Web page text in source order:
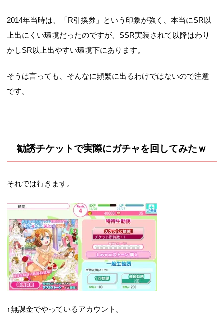
2014年当時は、「R引換券」という印象が強く、本当にSR以
上出にくい環境だったのですが、SSR実装されて以降はわり
かしSR以上出やすい環境下にあります。
そうは言っても、そんなに頻繁に出るわけではないので注意
です。
勧誘チケットで実際にガチャを回してみたｗ
それでは行きます。
↑無課金でやっているアカウント。